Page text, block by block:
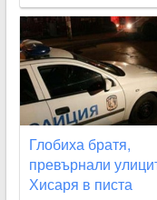
Глобиха братя,
превърнали
Хисаря в писта